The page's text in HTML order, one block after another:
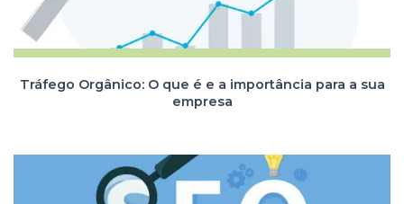
Tráfego Orgânico: O que é e a importância para a sua
empresa